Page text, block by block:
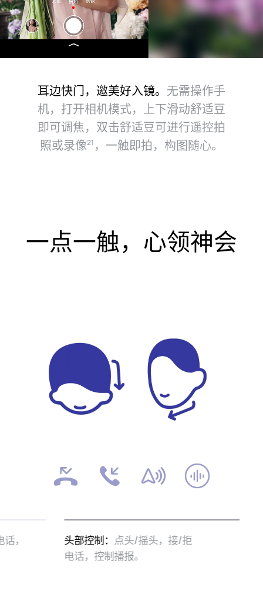
耳边快门，邀美好入镜。 无需操作手
机，打开相机模式，上下滑动舒适豆
即可调焦，双击舒适豆可进行遥控拍
照或录像⁠21 ，一触即拍，构图随⁠心。
一点一触，心领神会
， 头部控制： 点头/摇头，接/拒
电话，控制播⁠报。